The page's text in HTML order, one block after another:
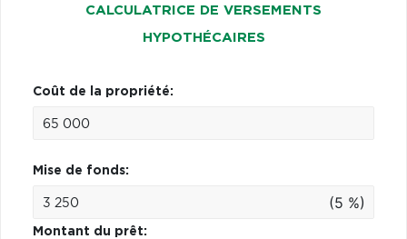
CALCULATRICE DE VERSEMENTS
HYPOTHÉCAIRES
Coût de la propriété:
Mise de fonds:
(5 %)
Montant du prêt: